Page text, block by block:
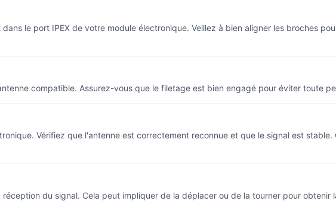
le port IPEX de votre module électronique. Veillez à bien aligner les broches
compatible. Assurez-vous que le filetage est bien engagé pour éviter toute
Vérifiez que l'antenne est correctement reconnue et que le signal est
du signal. Cela peut impliquer de la déplacer ou de la tourner pour obtenir